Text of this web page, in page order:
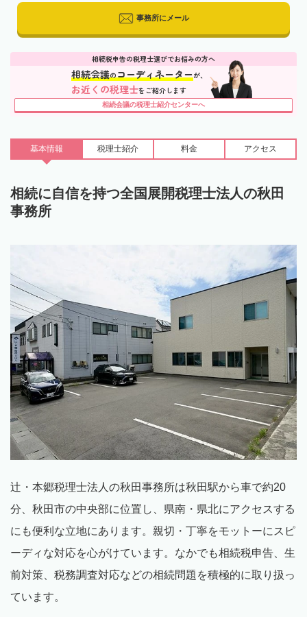
事務所にメール
相続税申告の税理士選びでお悩みの方へ
相続会議のコーディネーターが、
お近くの税理士をご紹介します
相続会議の税理士紹介センターへ
基本情報 税理士紹介 料金 アクセス
相続に自信を持つ全国展開税理士法人の秋田
事務所
辻・本郷税理士法人の秋田事務所は秋田駅から車で約20
分、秋田市の中央部に位置し、県南・県北にアクセスする
にも便利な立地にあります。親切・丁寧をモットーにスピ
ーディな対応を心がけています。なかでも相続税申告、生
前対策、税務調査対応などの相続問題を積極的に取り扱っ
ています。